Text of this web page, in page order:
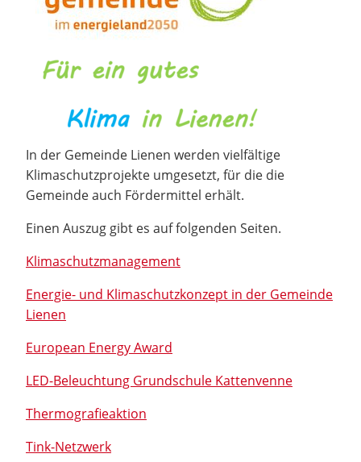
In der Gemeinde Lienen werden vielfältige
Klimaschutzprojekte umgesetzt, für die die
Gemeinde auch Fördermittel erhält.
Einen Auszug gibt es auf folgenden Seiten.
Klimaschutzmanagement
Energie- und Klimaschutzkonzept in der Gemeinde
Lienen
European Energy Award
LED-Beleuchtung Grundschule Kattenvenne
Thermografieaktion
Tink-Netzwerk